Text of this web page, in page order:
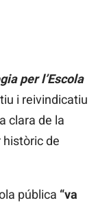
per l’Escola
i reivindicatiu
clara de la
històric de
pública “va